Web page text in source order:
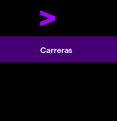
Carreras
Carreras